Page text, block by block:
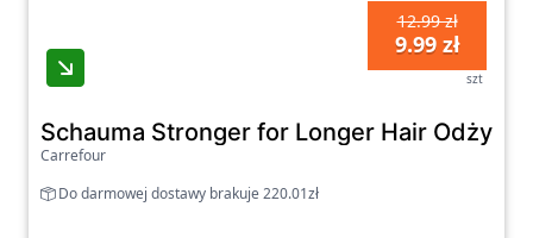
12.99 zł
9.99 zł
szt
Schauma Stronger for Longer Hair
Carrefour
Do darmowej dostawy brakuje 220.01zł